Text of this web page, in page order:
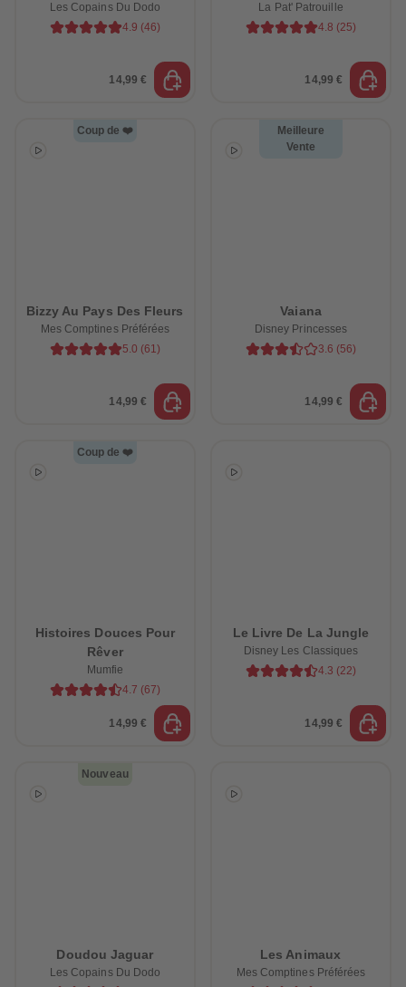
Les Copains Du Dodo
4.9 (46)
14,99 €
La Pat' Patrouille
4.8 (25)
14,99 €
Coup de ❤️
Bizzy Au Pays Des Fleurs
Mes Comptines Préférées
5.0 (61)
14,99 €
Meilleure
Vente
Vaiana
Disney Princesses
3.6 (56)
14,99 €
Coup de ❤️
Histoires Douces Pour
Rêver
Mumfie
4.7 (67)
14,99 €
Le Livre De La Jungle
Disney Les Classiques
4.3 (22)
14,99 €
Nouveau
Doudou Jaguar
Les Copains Du Dodo
Les Animaux
Mes Comptines Préférées